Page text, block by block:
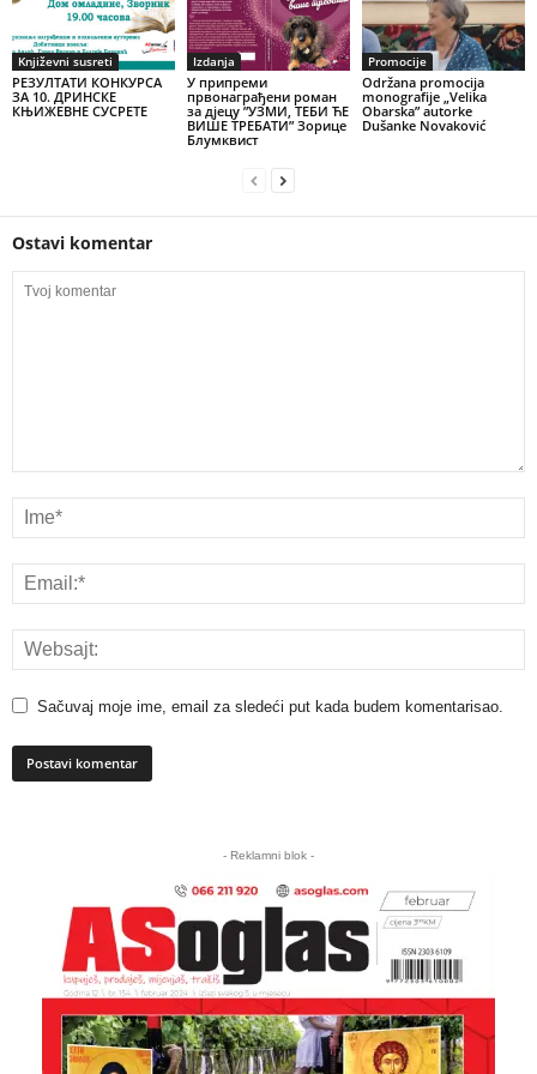
Književni susreti
РЕЗУЛТАТИ КОНКУРСА
ЗА 10. ДРИНСКЕ
КЊИЖЕВНЕ СУСРЕТЕ
Izdanja
У припреми
првонаграђени роман
за дјецу ”УЗМИ, ТЕБИ ЋЕ
ВИШЕ ТРЕБАТИ” Зорице
Блумквист
Promocije
Održana promocija
monografije „Velika
Obarska” autorke
Dušanke Novaković
Ostavi komentar
Sačuvaj moje ime, email za sledeći put kada budem komentarisao.
- Reklamni blok -